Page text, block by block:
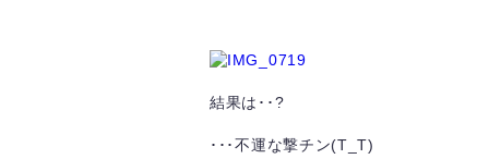
結果は･･?
･･･不運な撃チン(T_T)